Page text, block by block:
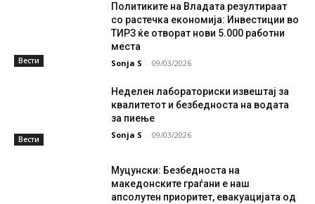
Вести
Политиките на Владата резултираат
со растечка економија: Инвестиции во
ТИРЗ ќе отворат нови 5.000 работни
места
Sonja S - 09/03/2026
Вести
Неделен лабораториски извештај за
квалитетот и безбедноста на водата
за пиење
Sonja S - 09/03/2026
Муцунски: Безбедноста на
македонските граѓани е наш
апсолутен приоритет, евакуацијата од